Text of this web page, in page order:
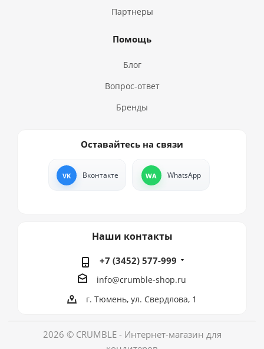
Партнеры
Помощь
Блог
Вопрос-ответ
Бренды
Оставайтесь на связи
Вконтакте WhatsApp
Наши контакты
+7 (3452) 577-999
info@crumble-shop.ru
г. Тюмень, ул. Свердлова, 1
2026 © CRUMBLE - Интернет-магазин для